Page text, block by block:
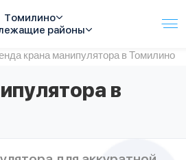
Томилино
районы
крана манипулятора в Томилино
в